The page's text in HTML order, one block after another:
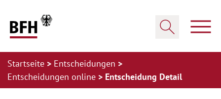
Startseite
Entscheidungen
Entscheidungen online
Entscheidung Detail